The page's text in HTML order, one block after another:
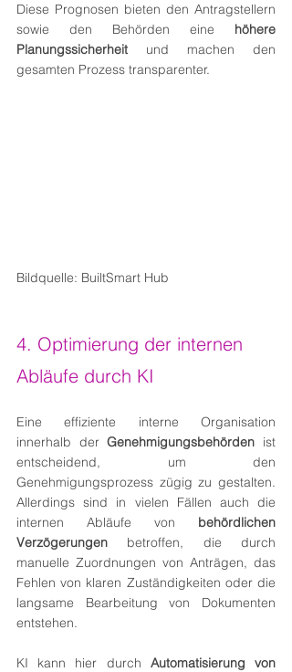
Diese Prognosen bieten den Antragstellern
sowie den Behörden eine höhere
Planungssicherheit und machen den
gesamten Prozess transparenter.
Bildquelle: BuiltSmart Hub
4. Optimierung der internen
Abläufe durch KI
Eine effiziente interne Organisation
innerhalb der Genehmigungsbehörden ist
entscheidend, um den
Genehmigungsprozess zügig zu gestalten.
Allerdings sind in vielen Fällen auch die
internen Abläufe von behördlichen
Verzögerungen betroffen, die durch
manuelle Zuordnungen von Anträgen, das
Fehlen von klaren Zuständigkeiten oder die
langsame Bearbeitung von Dokumenten
entstehen.
KI kann hier durch Automatisierung von